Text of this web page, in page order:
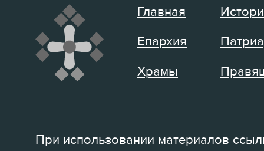
Главная
Епархия
Храмы
При использовании материалов